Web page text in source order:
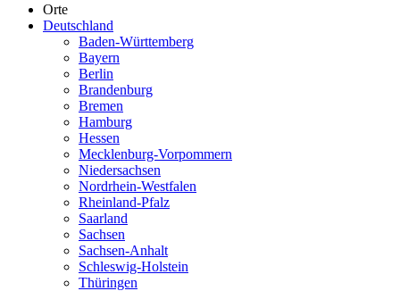
Orte
Deutschland
Baden-Württemberg
Bayern
Berlin
Brandenburg
Bremen
Hamburg
Hessen
Mecklenburg-Vorpommern
Niedersachsen
Nordrhein-Westfalen
Rheinland-Pfalz
Saarland
Sachsen
Sachsen-Anhalt
Schleswig-Holstein
Thüringen